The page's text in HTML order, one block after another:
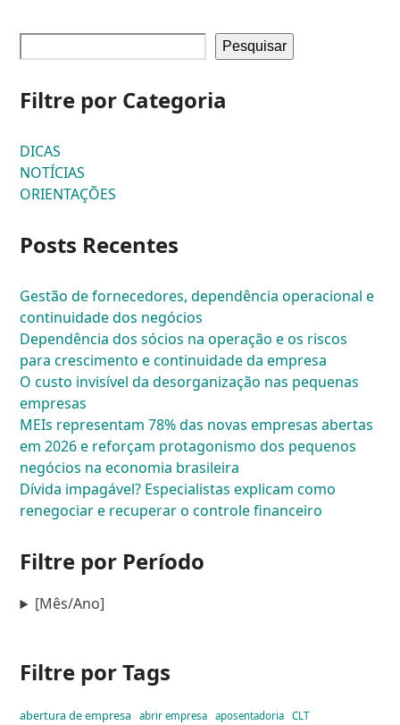
Pesquisar
Filtre por Categoria
DICAS
NOTÍCIAS
ORIENTAÇÕES
Posts Recentes
Gestão de fornecedores, dependência operacional e
continuidade dos negócios
Dependência dos sócios na operação e os riscos
para crescimento e continuidade da empresa
O custo invisível da desorganização nas pequenas
empresas
MEIs representam 78% das novas empresas abertas
em 2026 e reforçam protagonismo dos pequenos
negócios na economia brasileira
Dívida impagável? Especialistas explicam como
renegociar e recuperar o controle financeiro
Filtre por Período
[Mês/Ano]
Filtre por Tags
abertura de empresa abrir empresa aposentadoria
CLT